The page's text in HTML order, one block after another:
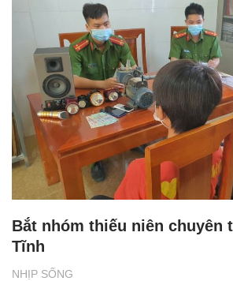
NHỊP SỐNG
Bắt nhóm thiếu niên chuyên
Tĩnh